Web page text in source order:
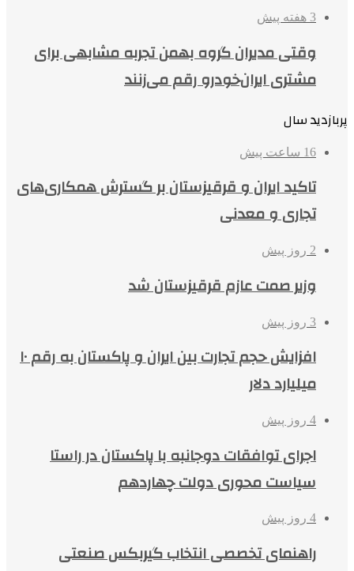
3 هفته پیش
وقتی مدیران گروه بهمن تجربه مشابهی برای
مشتری ایران‌خودرو رقم می‌زنند
پربازدید سال
16 ساعت پیش
تاکید ایران و قرقیزستان بر گسترش همکاری‌های
تجاری و معدنی
2 روز پیش
وزیر صمت عازم قرقیزستان شد
3 روز پیش
افزایش حجم تجارت بین ایران و پاکستان به رقم ۱۰
میلیارد دلار
4 روز پیش
اجرای توافقات دوجانبه با پاکستان در راستا
سیاست محوری دولت چهاردهم
4 روز پیش
راهنمای تخصصی انتخاب گیربکس صنعتی